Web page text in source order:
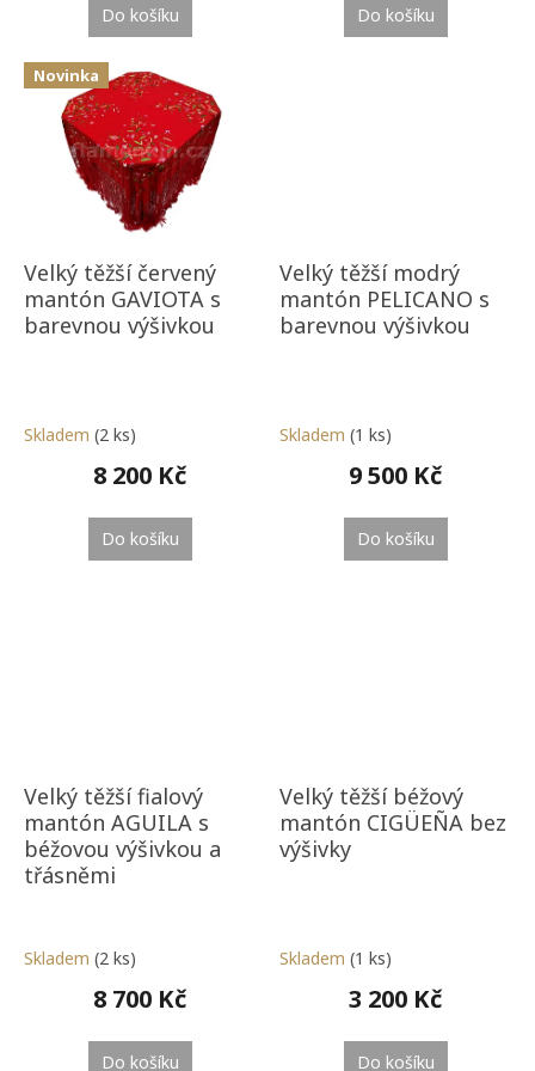
Do košíku Do košíku
Novinka
Velký těžší červený
mantón GAVIOTA s
barevnou výšivkou
Skladem (2 ks)
8 200 Kč
Do košíku
Velký těžší modrý
mantón PELICANO s
barevnou výšivkou
Skladem (1 ks)
9 500 Kč
Do košíku
Velký těžší fialový
mantón AGUILA s
béžovou výšivkou a
třásněmi
Skladem (2 ks)
8 700 Kč
Do košíku
Velký těžší béžový
mantón CIGÜEÑA bez
výšivky
Skladem (1 ks)
3 200 Kč
Do košíku